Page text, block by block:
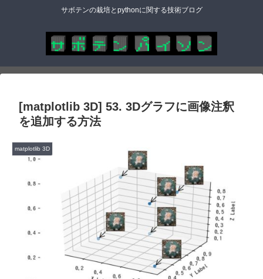
サボテンの栽培とpythonに関する技術ブログ
[matplotlib 3D] 53. 3Dグラフに画像注釈
を追加する方法
matplotlib 3D